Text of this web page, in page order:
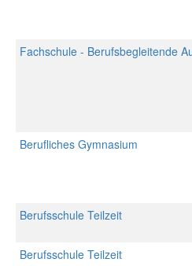
Fachschule - Berufsbegleitende
Berufliches Gymnasium
Berufsschule Teilzeit
Berufsschule Teilzeit